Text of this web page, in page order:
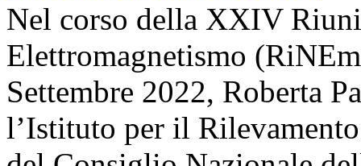
Nel corso della XXIV
Elettromagnetismo
Settembre 2022, Roberta
l’Istituto per il